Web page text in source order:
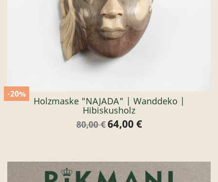
Holzmaske "NAJADA" | Wanddeko |
Hibiskusholz
Verkaufspreis
80,00 €
-20%
Preis
64,00 €